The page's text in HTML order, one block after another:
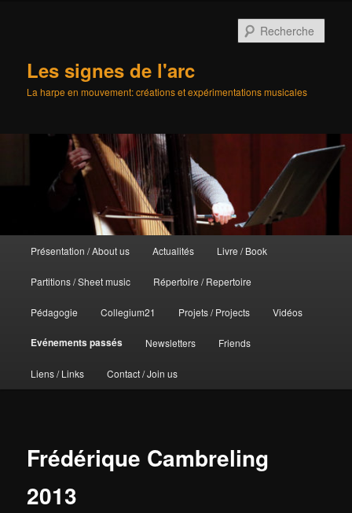
Les signes de l'arc
La harpe en mouvement: créations et expérimentations musicales
principal
Présentation / About us Actualités Livre / Book
Partitions / Sheet music Répertoire / Repertoire
Pédagogie Collegium21 Projets / Projects Vidéos
Evénements passés Newsletters Friends
Liens / Links Contact / Join us
Frédérique Cambreling
2013